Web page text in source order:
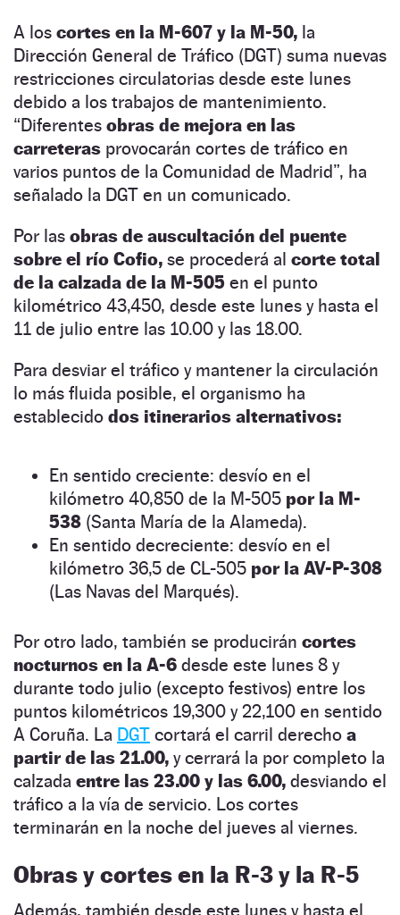
A los cortes en la M-607 y la M-50, la
Dirección General de Tráfico (DGT) suma nuevas
restricciones circulatorias desde este lunes
debido a los trabajos de mantenimiento.
“Diferentes obras de mejora en las
carreteras provocarán cortes de tráfico en
varios puntos de la Comunidad de Madrid”, ha
señalado la DGT en un comunicado.
Por las obras de auscultación del puente
sobre el río Cofio, se procederá al corte total
de la calzada de la M-505 en el punto
kilométrico 43,450, desde este lunes y hasta el
11 de julio entre las 10.00 y las 18.00.
Para desviar el tráfico y mantener la circulación
lo más fluida posible, el organismo ha
establecido dos itinerarios alternativos:
En sentido creciente: desvío en el
kilómetro 40,850 de la M-505 por la M-
538 (Santa María de la Alameda).
En sentido decreciente: desvío en el
kilómetro 36,5 de CL-505 por la AV-P-308
(Las Navas del Marqués).
Por otro lado, también se producirán cortes
nocturnos en la A-6 desde este lunes 8 y
durante todo julio (excepto festivos) entre los
puntos kilométricos 19,300 y 22,100 en sentido
A Coruña. La DGT cortará el carril derecho a
partir de las 21.00, y cerrará la por completo la
calzada entre las 23.00 y las 6.00, desviando el
tráfico a la vía de servicio. Los cortes
terminarán en la noche del jueves al viernes.
Obras y cortes en la R-3 y la R-5
Además, también desde este lunes y hasta el